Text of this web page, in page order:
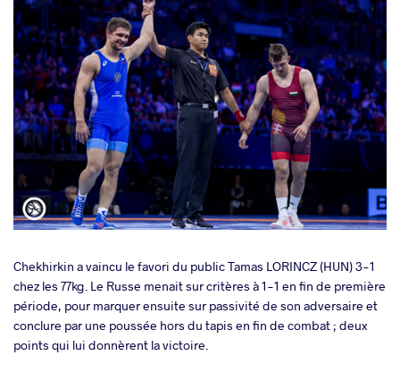
Chekhirkin a vaincu le favori du public Tamas LORINCZ (HUN) 3-1
chez les 77kg. Le Russe menait sur critères à 1-1 en fin de première
période, pour marquer ensuite sur passivité de son adversaire et
conclure par une poussée hors du tapis en fin de combat ; deux
points qui lui donnèrent la victoire.